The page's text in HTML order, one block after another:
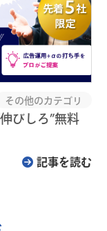
その他のカテゴリ
びしろ”無料
記事を読む